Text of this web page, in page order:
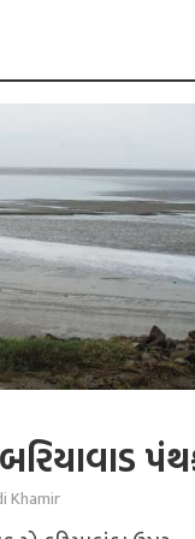
Khamir